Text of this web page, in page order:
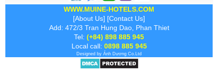
WWW.MUINE-HOTELS.COM
[About Us] [Contact Us]
Add: 472/3 Tran Hung Dao, Phan Thiet
Tel: (+84) 898 885 945
Local call: 0898 885 945
Designed by Ánh Dương Co.Ltd